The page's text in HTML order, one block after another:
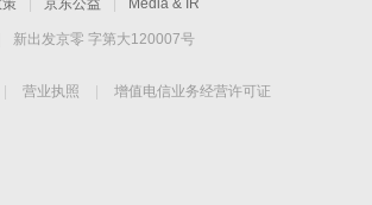
策 京东公益 Media & IR
新出发京零 字第大120007号
营业执照
增值电信业务经营许可证